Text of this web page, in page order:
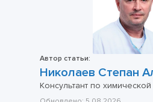
Автор статьи:
Николаев Степан
Консультант по